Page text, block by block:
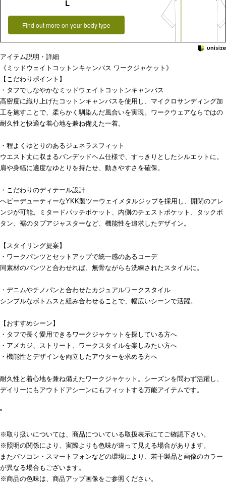
L
Find out more on your body type
アイテム説明・詳細
《ミッドウェイトコットンキャンバス ワークジャケット》
【こだわりポイント】
・タフでしなやかなミッドウェイトコットンキャンバス
高密度に織り上げたコットンキャンバスを使用し、マイクロサンディング加
工を施すことで、柔らかく馴染んだ風合いを実現。ワークウェアならではの
耐久性と快適な着心地を兼ね備えた一着。
・程よくゆとりのあるジェネラスフィット
ウエスト丈に収まるバンデッドヘム仕様で、すっきりとしたシルエットに。
肩や身幅に適度なゆとりを持たせ、動きやすさを確保。
・こだわりのディテール設計
ヘビーデューティーなYKK製ツーウェイメタルジップを採用し、開閉のアレ
ンジが可能。ミタードパッチポケット、内側のチェストポケット、タックボ
タン、裾のタブアジャスターなど、機能性を追求したデザイン。
【スタイリング提案】
・ワークパンツとセットアップで統一感のあるコーデ
同素材のパンツと合わせれば、無骨ながらも洗練されたスタイルに。
・デニムやチノパンと合わせたカジュアルワークスタイル
シンプルなボトムスと組み合わせることで、幅広いシーンで活躍。
【おすすめシーン】
・タフで長く愛用できるワークジャケットを探している方へ
・アメカジ、ストリート、ワークスタイルを楽しみたい方へ
・機能性とデザインを両立したアウターを求める方へ
耐久性と着心地を兼ね備えたワークジャケット。シーズンを問わず活躍し、
デイリーにもアウトドアシーンにもフィットする万能アイテムです。
"
※取り扱いについては、商品についている取扱表示にてご確認下さい。
※照明の関係により、実際よりも色味が違って見える場合があります。
またパソコン・スマートフォンなどの環境により、若干製品と画像のカラー
が異なる場合もございます。
※商品の色味は、商品アップ画像をご参照ください。